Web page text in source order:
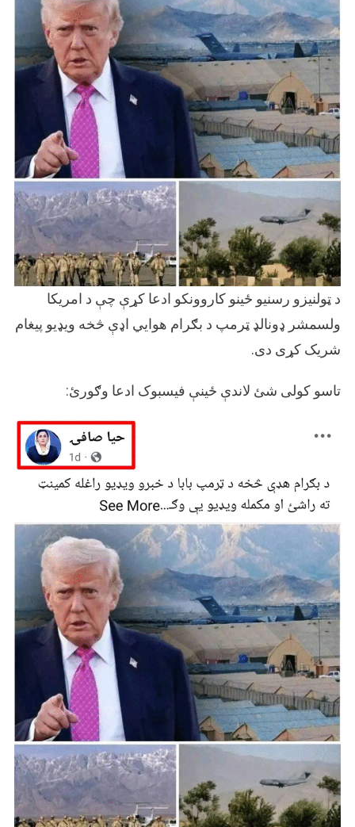
ډونالډ
ټرمپ
د
بګرام
هوايي
اډې
تهنه
دی
رسیدلی.
د ټولنیزو رسنیو ځینو کاروونکو ادعا کړې چې د امریکا
ولسمشر ډونالډ ټرمپ د بګرام هوايي اډې څخه ویډیو پیغام
شریک کړی دی.
تاسو کولی شئ لاندې ځينې فیسبوک ادعا وګورئ: